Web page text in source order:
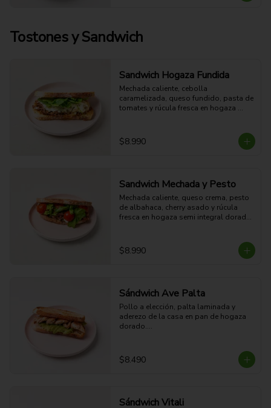
Tostones y Sandwich
Sandwich Hogaza Fundida
Mechada caliente, cebolla
caramelizada, queso fundido, pasta de
tomates y rúcula fresca en hogaza
28g Proteina - 63g Carbohidratos -
31g grasa - 8g Fibra - 648 Kcal
$8.990
Sandwich Mechada y Pesto
Mechada caliente, queso crema, pesto
de albahaca, cherry asado y rúcula
fresca en hogaza semi integral dorada.
$8.990
Sándwich Ave Palta
Pollo a elección, palta laminada y
aderezo de la casa en pan de hogaza
dorado.
$8.490
Sándwich Vitali